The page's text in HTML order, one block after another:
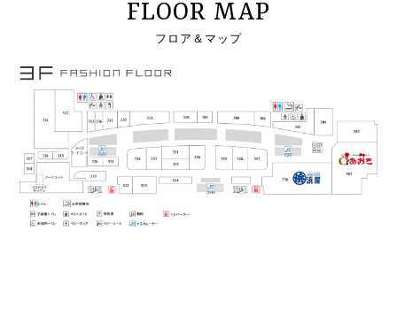
FLOOR MAP
フロア＆マップ